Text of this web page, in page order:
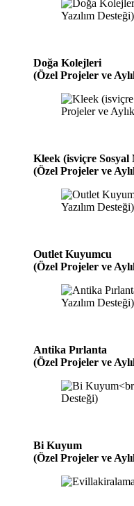
Doğa Kolejleri
(Özel Projeler ve
Kleek (isviçre Sosyal
(Özel Projeler ve
Outlet Kuyumcu
(Özel Projeler ve
Antika Pırlanta
(Özel Projeler ve
Bi Kuyum
(Özel Projeler ve